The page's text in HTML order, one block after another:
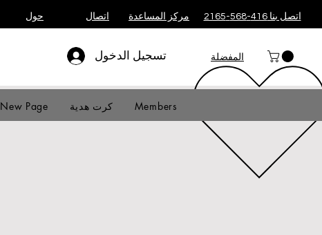
حول اتصال مركز المساعدة اتصل بنا 416-568-2165
تسجيل الدخول المفضلة
New Page كرت هدية Members